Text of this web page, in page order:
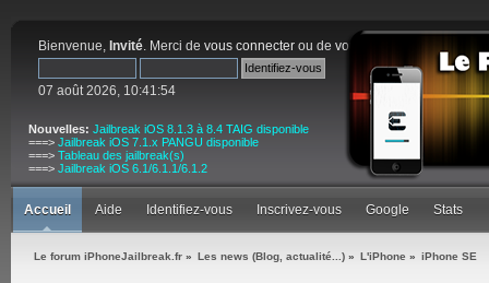
Bienvenue, Invité. Merci de vous connecter ou de vous inscrire
07 août 2026, 10:41:54
Nouvelles: Jailbreak iOS 8.1.3 à 8.4 TAIG disponible
===> Jailbreak iOS 7.1.x PANGU disponible
===> Tableau des jailbreak(s)
===> Jailbreak iOS 6.1/6.1.1/6.1.2
Accueil Aide Identifiez-vous Inscrivez-vous Google Stats
Le forum iPhoneJailbreak.fr » Les news (Blog, actualité...) » L'iPhone » iPhone SE